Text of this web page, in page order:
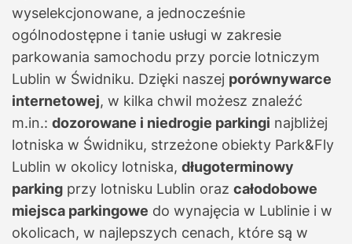
wyselekcjonowane, a jednocześnie
ogólnodostępne i tanie usługi w zakresie
parkowania samochodu przy porcie lotniczym
Lublin w Świdniku. Dzięki naszej porównywarce
internetowej, w kilka chwil możesz znaleźć
m.in.: dozorowane i niedrogie parkingi najbliżej
lotniska w Świdniku, strzeżone obiekty Park&Fly
Lublin w okolicy lotniska, długoterminowy
parking przy lotnisku Lublin oraz całodobowe
miejsca parkingowe do wynajęcia w Lublinie i w
okolicach, w najlepszych cenach, które są w